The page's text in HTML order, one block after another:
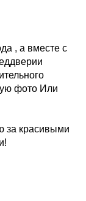
, а вместе с
фото Или
за красивыми